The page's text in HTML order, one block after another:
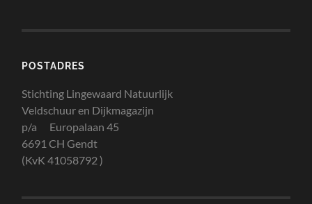
POSTADRES
Stichting Lingewaard Natuurlijk
Veldschuur en Dijkmagazijn
p/a Europalaan 45
6691 CH Gendt
(KvK 41058792 )